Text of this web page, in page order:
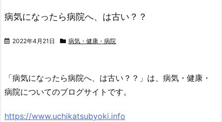
病気になったら病院へ、は古い？？
2022年4月21日 病気・健康・病院
「病気になったら病院へ、は古い？？」は、病気・健康・
病院についてのブログサイトです。
https://www.uchikatsubyoki.info